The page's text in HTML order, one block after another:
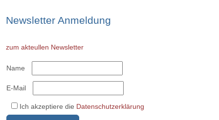
Newsletter Anmeldung
zum akteullen Newsletter
Name
E-Mail
Ich akzeptiere die Datenschutzerklärung